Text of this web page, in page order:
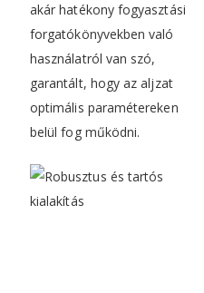
akár hatékony fogyasztási
forgatókönyvekben való
használatról van szó,
garantált, hogy az aljzat
optimális paramétereken
belül fog működni.